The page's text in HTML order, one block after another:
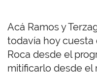
Acá Ramos y
todavía hoy cuesta
Roca desde el
mitificarlo desde el